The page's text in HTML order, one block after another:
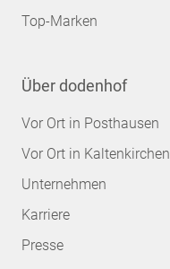
Top-Marken
Über dodenhof
Vor Ort in Posthausen
Vor Ort in Kaltenkirchen
Unternehmen
Karriere
Presse